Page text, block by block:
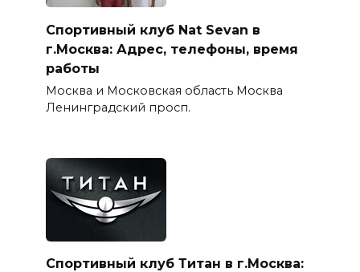
Спортивный клуб Nat Sevan в
г.Москва: Адрес, телефоны, время
работы
Москва и Московская область Москва
Ленинградский просп.
Спортивный клуб Титан в г.Москва: